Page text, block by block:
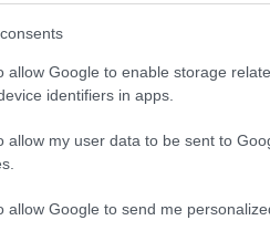
allow Google to enable storage
identifiers in apps.
allow my user data to be sent to
allow Google to send me
Balassa Möbel Kft.
Íz-Kalauz Kft.-nek, az
94 Bt.-nek és a
okiratot a keddi